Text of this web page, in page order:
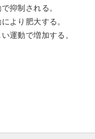
抑制される。
より肥大する。
運動で増加する。